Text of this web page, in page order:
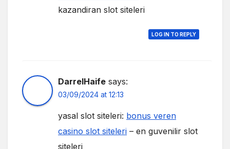
kazandiran slot siteleri
LOG IN TO REPLY
DarrelHaife says:
03/09/2024 at 12:13
yasal slot siteleri: bonus veren
casino slot siteleri – en guvenilir slot
siteleri